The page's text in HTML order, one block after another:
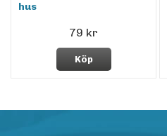
hus
79 kr
Köp